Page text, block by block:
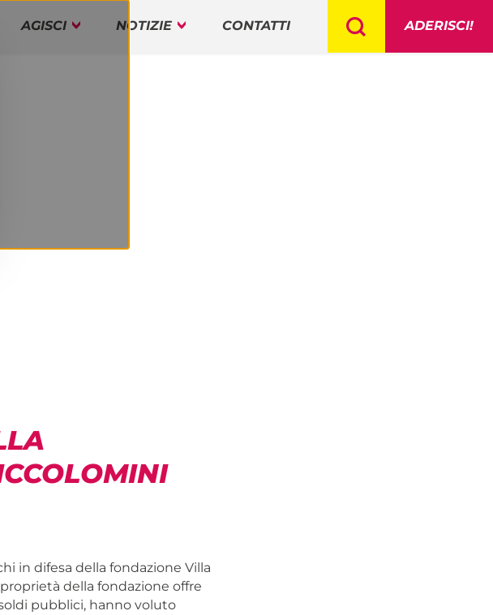
AGISCI NOTIZIE CONTATTI ADERISCI!
in difesa della fondazione Villa
della fondazione offre
pubblici, hanno voluto